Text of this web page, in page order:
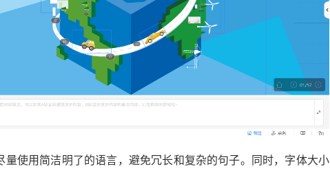
量使用简洁明了的语言，避免冗长和复杂的句子。同时，字体大小